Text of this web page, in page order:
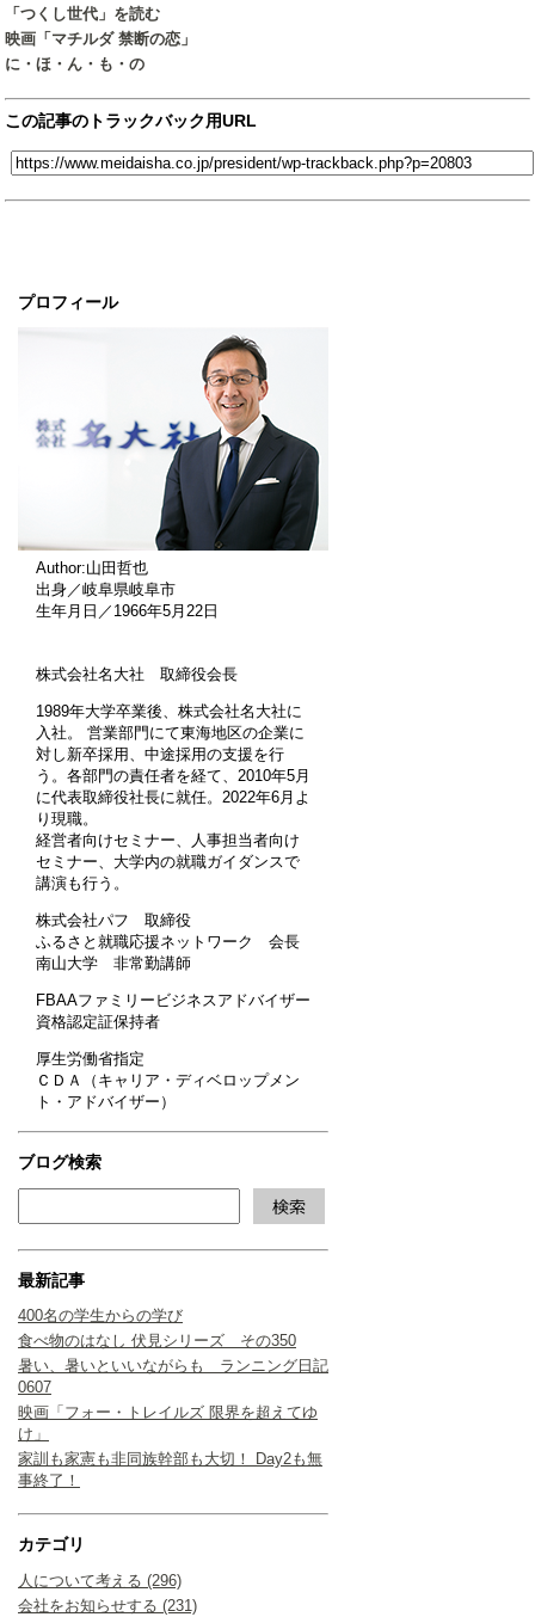
プロフィール
Author:山田哲也
出身／岐阜県岐阜市
生年月日／1966年5月22日
株式会社名大社 取締役会長
1989年大学卒業後、株式会社名大社に
入社。 営業部門にて東海地区の企業に
対し新卒採用、中途採用の支援を行
う。各部門の責任者を経て、2010年5月
に代表取締役社長に就任。2022年6月よ
り現職。
経営者向けセミナー、人事担当者向け
セミナー、大学内の就職ガイダンスで
講演も行う。
株式会社パフ 取締役
ふるさと就職応援ネットワーク 会長
南山大学 非常勤講師
FBAAファミリービジネスアドバイザー
資格認定証保持者
厚生労働省指定
ＣＤＡ（キャリア・ディベロップメン
ト・アドバイザー）
ブログ検索
最新記事
400名の学生からの学び
食べ物のはなし 伏見シリーズ その350
暑い、暑いといいながらも ランニング日記
0607
映画「フォー・トレイルズ 限界を超えてゆ
け」
家訓も家憲も非同族幹部も大切！ Day2も無
事終了！
カテゴリ
人について考える (296)
会社をお知らせする (231)
「つくし世代」を読む
映画「マチルダ 禁断の恋」
に・ほ・ん・も・の
この記事のトラックバック用URL